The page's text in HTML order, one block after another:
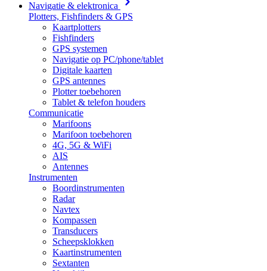
Navigatie & elektronica
Plotters, Fishfinders & GPS
Kaartplotters
Fishfinders
GPS systemen
Navigatie op PC/phone/tablet
Digitale kaarten
GPS antennes
Plotter toebehoren
Tablet & telefon houders
Communicatie
Marifoons
Marifoon toebehoren
4G, 5G & WiFi
AIS
Antennes
Instrumenten
Boordinstrumenten
Radar
Navtex
Kompassen
Transducers
Scheepsklokken
Kaartinstrumenten
Sextanten